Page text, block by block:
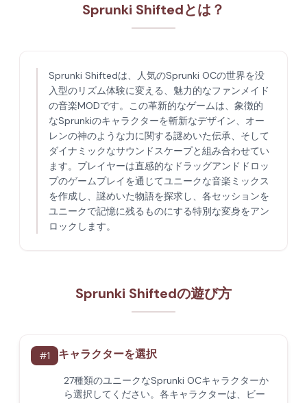
Sprunki Shiftedとは？
Sprunki Shiftedは、人気のSprunki OCの世界を没
入型のリズム体験に変える、魅力的なファンメイド
の音楽MODです。この革新的なゲームは、象徴的
なSprunkiのキャラクターを斬新なデザイン、オー
レンの神のような力に関する謎めいた伝承、そして
ダイナミックなサウンドスケープと組み合わせてい
ます。プレイヤーは直感的なドラッグアンドドロッ
プのゲームプレイを通じてユニークな音楽ミックス
を作成し、謎めいた物語を探求し、各セッションを
ユニークで記憶に残るものにする特別な変身をアン
ロックします。
Sprunki Shiftedの遊び方
#1 キャラクターを選択
27種類のユニークなSprunki OCキャラクターか
ら選択してください。各キャラクターは、ビー